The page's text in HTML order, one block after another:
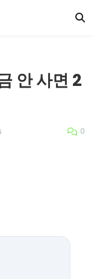
안 사면 2
0